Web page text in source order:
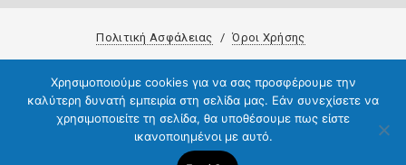
Πολιτική Ασφάλειας Όροι Χρήσης
Χρησιμοποιούμε cookies για να σας προσφέρουμε την
καλύτερη δυνατή εμπειρία στη σελίδα μας. Εάν συνεχίσετε να
χρησιμοποιείτε τη σελίδα, θα υποθέσουμε πως είστε
ικανοποιημένοι με αυτό.